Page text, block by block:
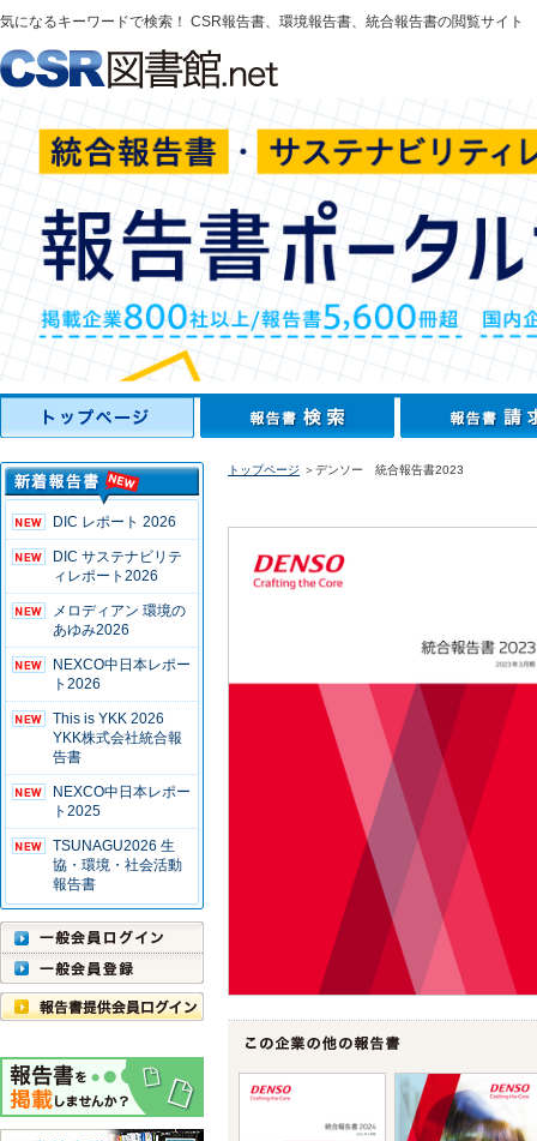
気になるキーワードで検索！ CSR報告書、環境報告書、統合報告書の閲覧サイト
DIC レポート 2026
DIC サステナビリテ
ィレポート2026
メロディアン 環境の
あゆみ2026
NEXCO中日本レポー
ト2026
This is YKK 2026
YKK株式会社統合報
告書
NEXCO中日本レポー
ト2025
TSUNAGU2026 生
協・環境・社会活動
報告書
トップページ ＞デンソー 統合報告書2023